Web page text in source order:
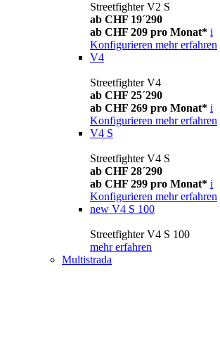
Streetfighter V2 S
ab CHF 19´290
ab CHF 209 pro Monat* i
Konfigurieren mehr erfahren
V4
Streetfighter V4
ab CHF 25´290
ab CHF 269 pro Monat* i
Konfigurieren mehr erfahren
V4 S
Streetfighter V4 S
ab CHF 28´290
ab CHF 299 pro Monat* i
Konfigurieren mehr erfahren
new V4 S 100
Streetfighter V4 S 100
mehr erfahren
Multistrada